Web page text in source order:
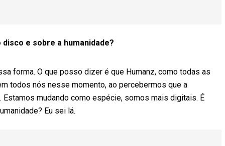
e sobre a humanidade?
forma. O que posso dizer é que Humanz, como todas as
todos nós nesse momento, ao percebermos que a
Estamos mudando como espécie, somos mais digitais. É
Eu sei lá.